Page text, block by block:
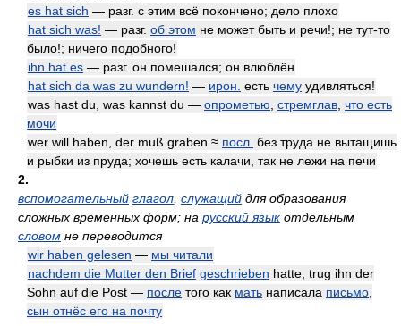
es hat sich — разг. с этим всё покончено; дело плохо
hat sich was! — разг. об этом не может быть и речи!; не тут-то
было!; ничего подобного!
ihn hat es — разг. он помешался; он влюблён
hat sich da was zu wundern! — ирон. есть чему удивляться!
was hast du, was kannst du — опрометью стремглав что есть
мочи
wer will haben, der muß graben ≈ посл. без труда не вытащишь
и рыбки из пруда; хочешь есть калачи, так не лежи на печи
2.
вспомогательный глагол служащий для образования
сложных временных форм; на русский язык отдельным
словом не переводится
wir haben gelesen — мы читали
nachdem die Mutter den Brief geschrieben hatte, trug ihn der
Sohn auf die Post — после того как мать написала письмо
сын отнёс его на почту